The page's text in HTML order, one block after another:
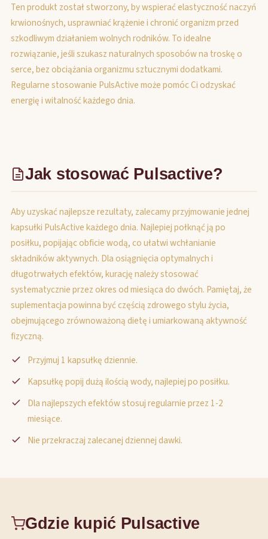
Ten produkt został stworzony, by wspierać elastyczność naczyń
krwionośnych, usprawniać krążenie i chronić organizm przed
szkodliwym działaniem wolnych rodników. To idealne
rozwiązanie, jeśli szukasz naturalnych sposobów na troskę o
serce, bez obciążania organizmu sztucznymi dodatkami.
Regularne stosowanie PulsActive może pomóc Ci odzyskać
energię i witalność każdego dnia.
Jak stosować Pulsactive?
Aby uzyskać najlepsze rezultaty, zalecamy przyjmowanie jednej
kapsułki PulsActive każdego dnia. Najlepiej połknąć ją po
posiłku, popijając obficie wodą, co ułatwi wchłanianie
składników aktywnych. Dla osiągnięcia optymalnych i
długotrwałych efektów, kurację należy stosować
systematycznie przez okres od miesiąca do dwóch. Pamiętaj, że
suplementacja powinna być częścią zdrowego stylu życia,
obejmującego zrównoważoną dietę i umiarkowaną aktywność
fizyczną.
Przyjmuj 1 kapsułkę dziennie.
Kapsułkę popij dużą ilością wody, najlepiej po posiłku.
Dla najlepszych efektów stosuj regularnie przez 1-2
miesiące.
Nie przekraczaj zalecanej dziennej dawki.
Gdzie kupić Pulsactive